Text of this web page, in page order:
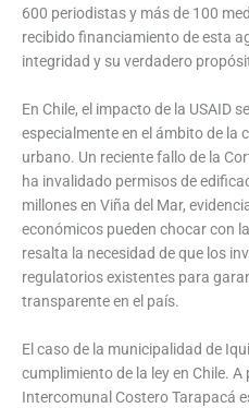
600 periodistas y más de 100
recibido financiamiento de esta
integridad y su verdadero
En Chile, el impacto de la USAID
especialmente en el ámbito de la
urbano. Un reciente fallo de la
ha invalidado permisos de
millones en Viña del Mar,
económicos pueden chocar con
resalta la necesidad de que los
regulatorios existentes para
transparente en el país.
El caso de la municipalidad de
cumplimiento de la ley en Chile.
Intercomunal Costero Tarapacá